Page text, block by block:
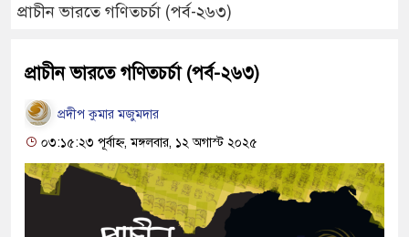
প্রাচীন ভারতে গণিতচর্চা (পর্ব-২৬৩)
প্রাচীন ভারতে গণিতচর্চা (পর্ব-২৬৩)
প্রদীপ কুমার মজুমদার
০৩:১৫:২৩ পূর্বাহ্ন, মঙ্গলবার, ১২ অগাস্ট ২০২৫